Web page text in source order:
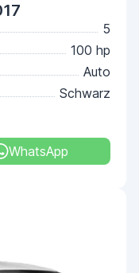
5
100 hp
Auto
Schwarz
WhatsApp